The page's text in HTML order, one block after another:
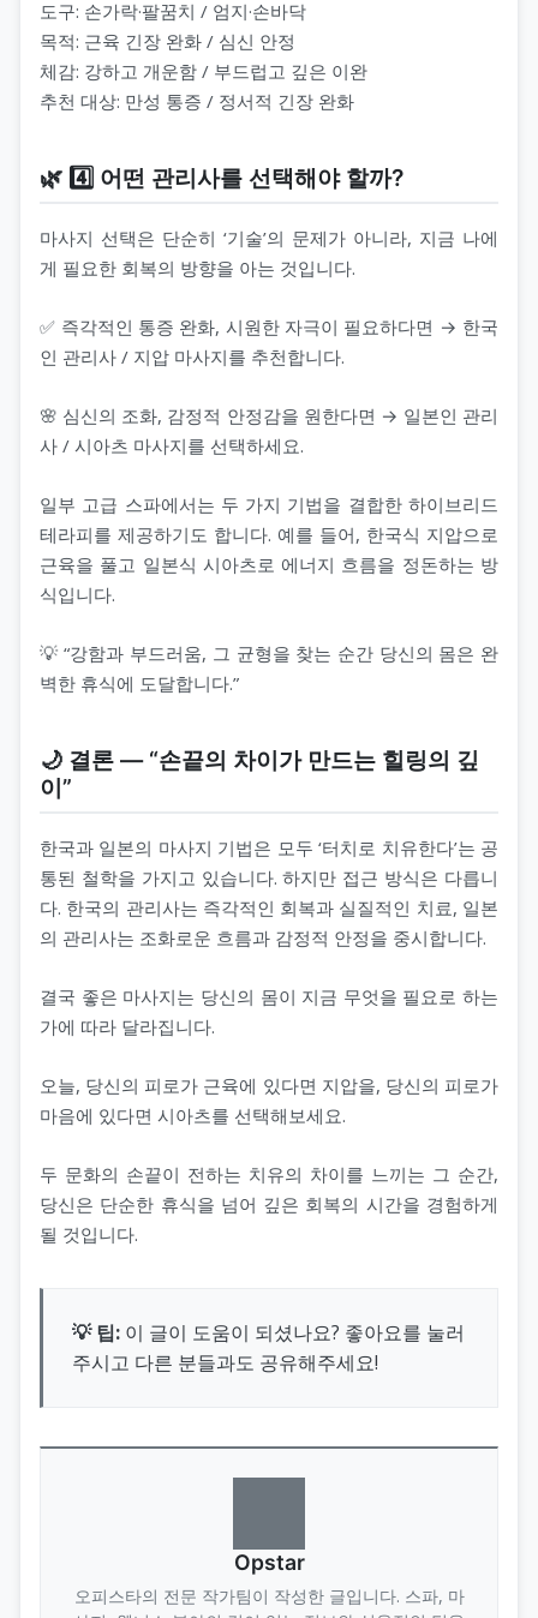
도구: 손가락·팔꿈치 / 엄지·손바닥
목적: 근육 긴장 완화 / 심신 안정
체감: 강하고 개운함 / 부드럽고 깊은 이완
추천 대상: 만성 통증 / 정서적 긴장 완화
🌿 4️⃣ 어떤 관리사를 선택해야 할까?
마사지 선택은 단순히 ‘기술’의 문제가 아니라, 지금 나에
게 필요한 회복의 방향을 아는 것입니다.
✅ 즉각적인 통증 완화, 시원한 자극이 필요하다면 → 한국
인 관리사 / 지압 마사지를 추천합니다.
🌸 심신의 조화, 감정적 안정감을 원한다면 → 일본인 관리
사 / 시아츠 마사지를 선택하세요.
일부 고급 스파에서는 두 가지 기법을 결합한 하이브리드
테라피를 제공하기도 합니다. 예를 들어, 한국식 지압으로
근육을 풀고 일본식 시아츠로 에너지 흐름을 정돈하는 방
식입니다.
💡 “강함과 부드러움, 그 균형을 찾는 순간 당신의 몸은 완
벽한 휴식에 도달합니다.”
🌙 결론 — “손끝의 차이가 만드는 힐링의 깊
이”
한국과 일본의 마사지 기법은 모두 ‘터치로 치유한다’는 공
통된 철학을 가지고 있습니다. 하지만 접근 방식은 다릅니
다. 한국의 관리사는 즉각적인 회복과 실질적인 치료, 일본
의 관리사는 조화로운 흐름과 감정적 안정을 중시합니다.
결국 좋은 마사지는 당신의 몸이 지금 무엇을 필요로 하는
가에 따라 달라집니다.
오늘, 당신의 피로가 근육에 있다면 지압을, 당신의 피로가
마음에 있다면 시아츠를 선택해보세요.
두 문화의 손끝이 전하는 치유의 차이를 느끼는 그 순간,
당신은 단순한 휴식을 넘어 깊은 회복의 시간을 경험하게
될 것입니다.
💡 팁: 이 글이 도움이 되셨나요? 좋아요를 눌러
주시고 다른 분들과도 공유해주세요!
Opstar
오피스타의 전문 작가팀이 작성한 글입니다. 스파, 마